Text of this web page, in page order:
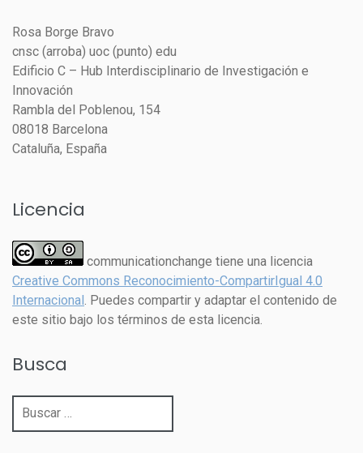
Rosa Borge Bravo
cnsc (arroba) uoc (punto) edu
Edificio C – Hub Interdisciplinario de Investigación e
Innovación
Rambla del Poblenou, 154
08018 Barcelona
Cataluña, España
Licencia
communicationchange tiene una licencia
Creative Commons Reconocimiento-CompartirIgual 4.0
Internacional. Puedes compartir y adaptar el contenido de
este sitio bajo los términos de esta licencia.
Busca
Buscar: